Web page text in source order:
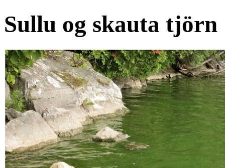
Sullu og skauta tjörn